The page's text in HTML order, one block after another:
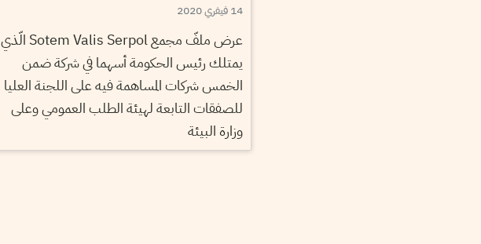
14 فيفري 2020
عرض ملفّ مجمع Sotem Valis Serpol الّذي
يمتلك رئيس الحكومة أسهما في شركة ضمن
الخمس شركات المساهمة فيه على اللجنة العليا
للصفقات التابعة لهيئة الطلب العمومي وعلى
وزارة البيئة